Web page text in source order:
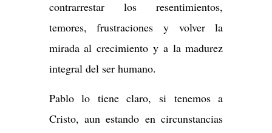
contrarrestar los resentimientos,
temores, frustraciones y volver la
mirada al crecimiento y a la madurez
integral del ser humano.
Pablo lo tiene claro, si tenemos a
Cristo, aun estando en circunstancias